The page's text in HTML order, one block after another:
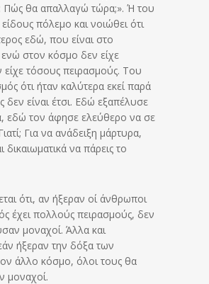
Πώς θα απαλλαγώ τώρα;». Ή του
πόλεμο και νοιώθει ότι
εδώ, που είναι στο
στον κόσμο δεν είχε
τόσους πειρασμούς. Του
ότι ήταν καλύτερα εκεί παρά
δεν είναι έτσι. Εδώ εξαπέλυσε
εδώ τον άφησε ελεύθερο να σε
Για να ανάδειξη μάρτυρα,
δικαιωματικά να πάρεις το
ότι, αν ήξεραν οί άνθρωποι
έχει πολλούς πειρασμούς, δεν
μοναχοί. Άλλα και
ήξεραν την δόξα των
άλλο κόσμο, όλοι τους θα
μοναχοί.